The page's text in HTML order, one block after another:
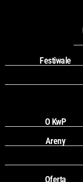
Festiwale
O KwP
Areny
Oferta